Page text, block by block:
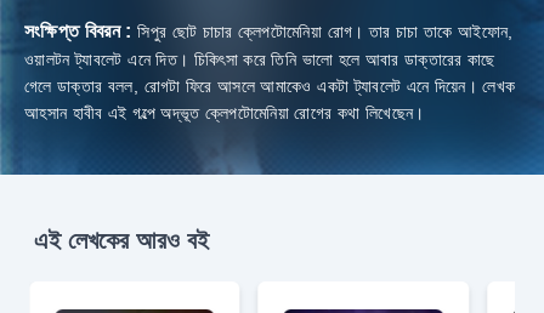
সংক্ষিপ্ত বিবরন : সিপুর ছোট চাচার ক্লেপটোমেনিয়া রোগ। তার চাচা তাকে আইফোন,
ওয়ালটন ট্যাবলেট এনে দিত। চিকিৎসা করে তিনি ভালো হলে আবার ডাক্তারের কাছে
গেলে ডাক্তার বলল, রোগটা ফিরে আসলে আমাকেও একটা ট্যাবলেট এনে দিয়েন। লেখক
আহসান হাবীব এই গল্পে অদ্ভূত ক্লেপটোমেনিয়া রোগের কথা লিখেছেন।
এই লেখকের আরও বই